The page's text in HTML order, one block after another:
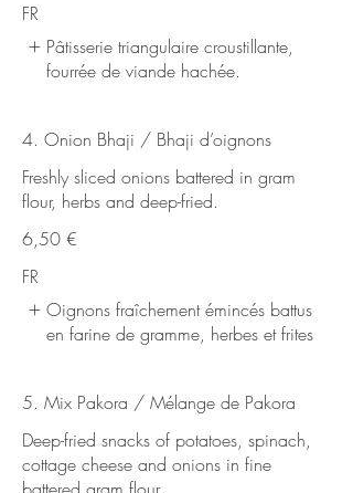
FR
Pâtisserie triangulaire croustillante,
fourrée de viande hachée.
4. Onion Bhaji / Bhaji d’oignons
Freshly sliced onions battered in gram
flour, herbs and deep-fried.
6,50 €
FR
Oignons fraîchement émincés battus
en farine de gramme, herbes et frites
5. Mix Pakora / Mélange de Pakora
Deep-fried snacks of potatoes, spinach,
cottage cheese and onions in fine